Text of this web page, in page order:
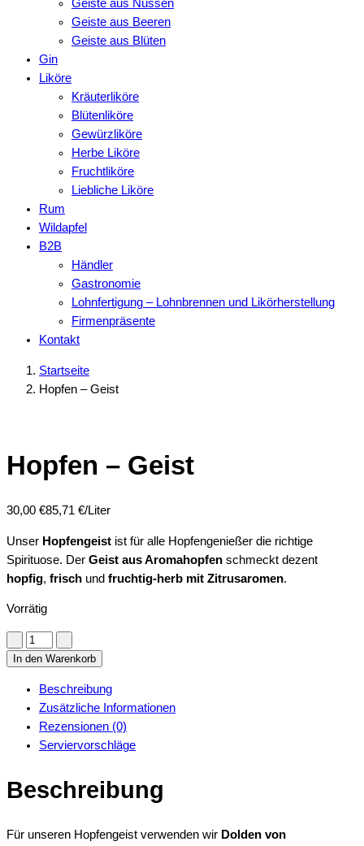
Geiste aus Nüssen
Geiste aus Beeren
Geiste aus Blüten
Gin
Liköre
Kräuterliköre
Blütenliköre
Gewürzliköre
Herbe Liköre
Fruchtliköre
Liebliche Liköre
Rum
Wildapfel
B2B
Händler
Gastronomie
Lohnfertigung – Lohnbrennen und Likörherstellung
Firmenpräsente
Kontakt
Startseite
Hopfen – Geist
Hopfen – Geist
30,00 €85,71 €/Liter
Unser Hopfengeist ist für alle Hopfengenießer die richtige
Spirituose. Der Geist aus Aromahopfen schmeckt dezent
hopfig, frisch und fruchtig-herb mit Zitrusaromen.
Vorrätig
Hopfen
quantity
In den Warenkorb
Beschreibung
Zusätzliche Informationen
Rezensionen (0)
Serviervorschläge
Beschreibung
Für unseren Hopfengeist verwenden wir Dolden von